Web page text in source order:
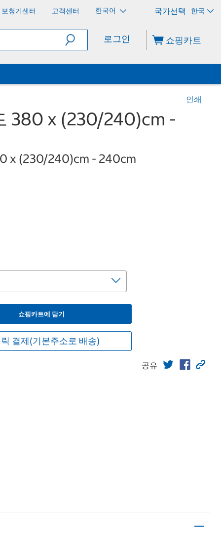
보청기센터 고객센터 한국어 한국
로그인 쇼핑카트
인쇄
380 x (230/240)cm -
x (230/240)cm - 240cm
쇼핑카트에 담기
결제(기본주소로 배송)
공유